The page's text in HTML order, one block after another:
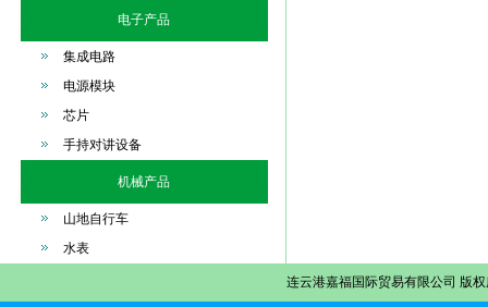
电子产品
集成电路
电源模块
芯片
手持对讲设备
机械产品
山地自行车
水表
连云港嘉福国际贸易有限公司 版